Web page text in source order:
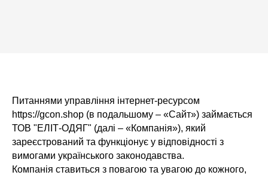
Питаннями управління інтернет-ресурсом
https://gcon.shop (в подальшому – «Сайт») займається
ТОВ "ЕЛІТ-ОДЯГ" (далі – «Компанія»), який
зареєстрований та функціонує у відповідності з
вимогами українського законодавства.
Компанія ставиться з повагою та увагою до кожного,